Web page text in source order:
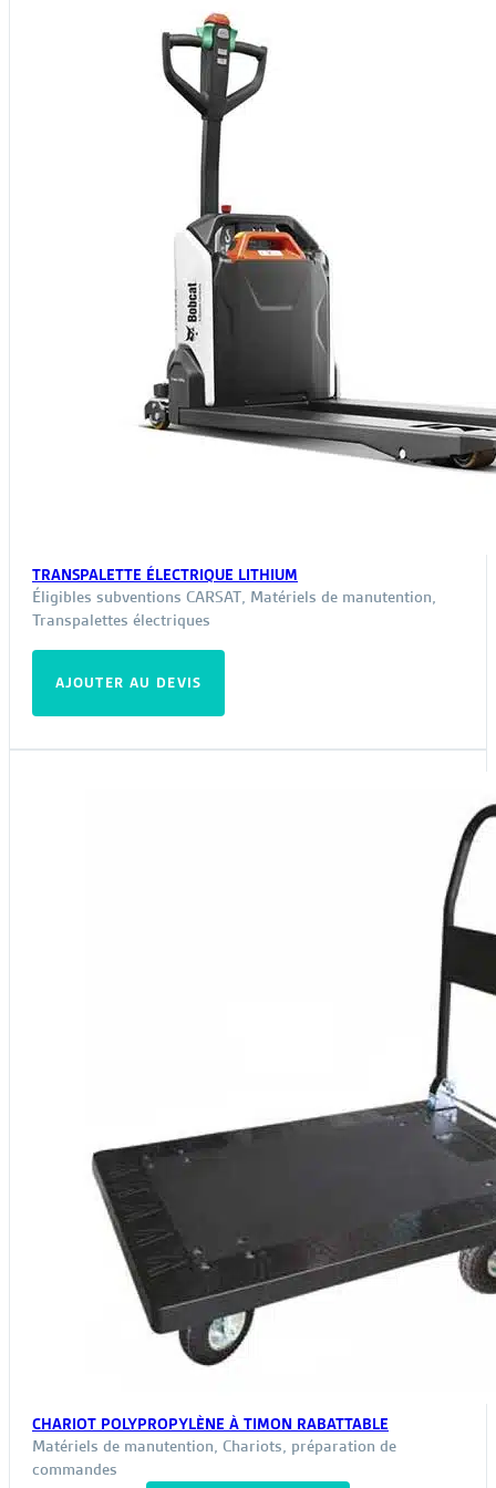
TRANSPALETTE ÉLECTRIQUE LITHIUM
Éligibles subventions CARSAT, Matériels de manutention,
Transpalettes électriques
AJOUTER AU DEVIS
CHARIOT POLYPROPYLÈNE À TIMON RABATTABLE
Matériels de manutention, Chariots, préparation de
commandes